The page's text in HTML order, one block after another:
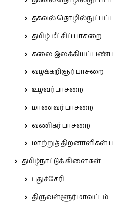
தகவல்
தமிழ் மீட்சிப் பாசறை
கலை இலக்கியப்
வழக்கறிஞர் பாசறை
உழவர் பாசறை
மாணவர் பாசறை
வணிகர் பாசறை
மாற்றுத் திறனாளிகள்
தமிழ்நாட்டுக் கிளைகள்
புதுச்சேரி
திருவள்ளூர் மாவட்டம்